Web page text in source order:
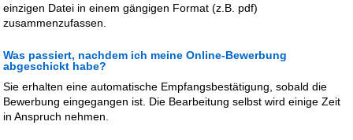
einzigen Datei in einem gängigen Format (z.B. pdf)
zusammenzufassen.
Was passiert, nachdem ich meine Online-Bewerbung
abgeschickt habe?
Sie erhalten eine automatische Empfangsbestätigung, sobald die
Bewerbung eingegangen ist. Die Bearbeitung selbst wird einige Zeit
in Anspruch nehmen.